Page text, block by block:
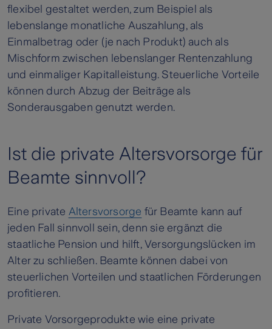
flexibel gestaltet werden, zum Beispiel als
lebenslange monatliche Auszahlung, als
Einmalbetrag oder (je nach Produkt) auch als
Mischform zwischen lebenslanger Rentenzahlung
und einmaliger Kapitalleistung. Steuerliche Vorteile
können durch Abzug der Beiträge als
Sonderausgaben genutzt werden.
Ist die private Altersvorsorge für
Beamte sinnvoll?
Eine private Altersvorsorge für Beamte kann auf
jeden Fall sinnvoll sein, denn sie ergänzt die
staatliche Pension und hilft, Versorgungslücken im
Alter zu schließen. Beamte können dabei von
steuerlichen Vorteilen und staatlichen Förderungen
profitieren.
Private Vorsorgeprodukte wie eine private